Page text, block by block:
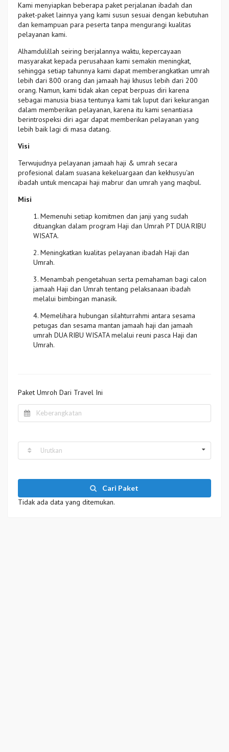
Kami menyiapkan beberapa paket perjalanan ibadah dan
paket-paket lainnya yang kami susun sesuai dengan kebutuhan
dan kemampuan para peserta tanpa mengurangi kualitas
pelayanan kami.
Alhamdulillah seiring berjalannya waktu, kepercayaan
masyarakat kepada perusahaan kami semakin meningkat,
sehingga setiap tahunnya kami dapat memberangkatkan umrah
lebih dari 800 orang dan jamaah haji khusus lebih dari 200
orang. Namun, kami tidak akan cepat berpuas diri karena
sebagai manusia biasa tentunya kami tak luput dari kekurangan
dalam memberikan pelayanan, karena itu kami senantiasa
berintrospeksi diri agar dapat memberikan pelayanan yang
lebih baik lagi di masa datang.
Visi
Terwujudnya pelayanan jamaah haji & umrah secara
profesional dalam suasana kekeluargaan dan kekhusyu'an
ibadah untuk mencapai haji mabrur dan umrah yang maqbul.
Misi
1. Memenuhi setiap komitmen dan janji yang sudah
dituangkan dalam program Haji dan Umrah PT DUA RIBU
WISATA.
2. Meningkatkan kualitas pelayanan ibadah Haji dan
Umrah.
3. Menambah pengetahuan serta pemahaman bagi calon
jamaah Haji dan Umrah tentang pelaksanaan ibadah
melalui bimbingan manasik.
4. Memelihara hubungan silahturrahmi antara sesama
petugas dan sesama mantan jamaah haji dan jamaah
umrah DUA RIBU WISATA melalui reuni pasca Haji dan
Umrah.
Paket Umroh Dari Travel Ini
Urutkan
Cari Paket
Tidak ada data yang ditemukan.